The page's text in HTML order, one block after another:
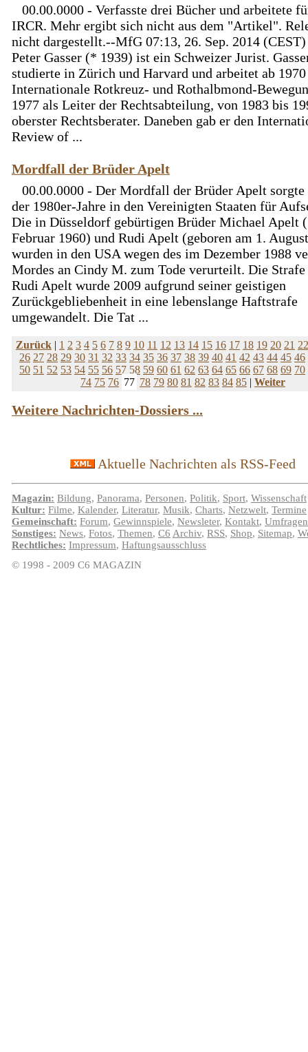
00.00.0000 - Verfasste drei Bücher und arbeitete
IRCR. Mehr ergibt sich nicht aus dem "Artikel".
nicht dargestellt.--MfG 07:13, 26. Sep. 2014
Peter Gasser (* 1939) ist ein Schweizer Jurist.
studierte in Zürich und Harvard und arbeitet ab
Internationale Rotkreuz- und Rothalbmond-
1977 als Leiter der Rechtsabteilung, von 1983 bis
oberster Rechtsberater. Daneben gab er den
Review of ...
Mordfall der Brüder Apelt
00.00.0000 - Der Mordfall der Brüder Apelt sorgte
der 1980er-Jahre in den Vereinigten Staaten für
Die in Düsseldorf gebürtigen Brüder Michael Apelt
Februar 1960) und Rudi Apelt (geboren am 1.
wurden in den USA wegen des im Dezember 1988
Mordes an Cindy M. zum Tode verurteilt. Die Strafe
Rudi Apelt wurde 2009 aufgrund seiner geistigen
Zurückgebliebenheit in eine lebenslange Haftstrafe
umgewandelt. Die Tat ...
Zurück | 1 2 3 4 5 6 7 8 9 10 11 12 13 14 15 16 17 18 19 20 21 22
26 27 28 29 30 31 32 33 34 35 36 37 38 39 40 41 42 43 44 45 46
50 51 52 53 54 55 56 57 58 59 60 61 62 63 64 65 66 67 68 69 70
74 75 76 77 78 79 80 81 82 83 84 85 | Weiter
Weitere Nachrichten-Dossiers ...
Aktuelle Nachrichten als RSS-Feed
Magazin: Bildung, Panorama, Personen, Politik, Sport, Wissenschaft
Kultur: Filme, Kalender, Literatur, Musik, Charts, Netzwelt, Termine
Gemeinschaft: Forum, Gewinnspiele, Newsleter, Kontakt, Umfragen
Sonstiges: News, Fotos, Themen, C6 Archiv, RSS, Shop, Sitemap,
Rechtliches: Impressum, Haftungsausschluss
© 1998 - 2009 C6 MAGAZIN